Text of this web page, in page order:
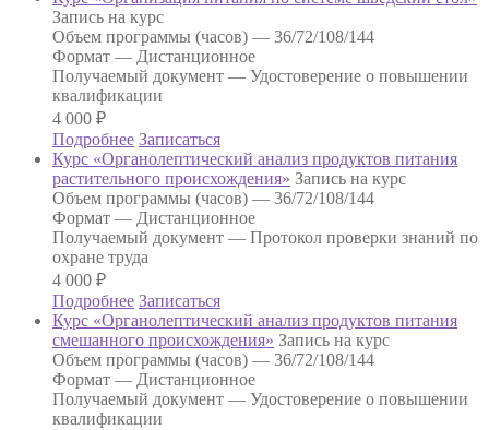
Запись на курс
Объем программы (часов) — 36/72/108/144
Формат — Дистанционное
Получаемый документ — Удостоверение о повышении
квалификации
4 000 ₽
Подробнее Записаться
Курс «Органолептический анализ продуктов питания
растительного происхождения» Запись на курс
Объем программы (часов) — 36/72/108/144
Формат — Дистанционное
Получаемый документ — Протокол проверки знаний по
охране труда
4 000 ₽
Подробнее Записаться
Курс «Органолептический анализ продуктов питания
смешанного происхождения» Запись на курс
Объем программы (часов) — 36/72/108/144
Формат — Дистанционное
Получаемый документ — Удостоверение о повышении
квалификации